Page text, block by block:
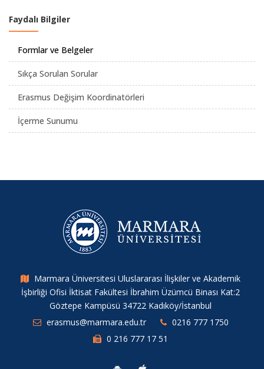
Faydalı Bilgiler
Formlar ve Belgeler
Sıkça Sorulan Sorular
Erasmus Değişim Koordinatörleri
İçerme Sunumu
Marmara Üniversitesi Uluslararası İlişkiler ve Akademik
İşbirliği Ofisi İktisat Fakültesi İbrahim Üzümcü Binası Kat:2
Göztepe Kampüsü 34722 Kadıköy/İstanbul
erasmus@marmara.edu.tr
0216 777 1750
0 216 777 17 51